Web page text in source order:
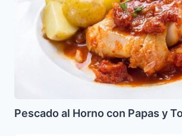
Tomates
Pescado al Horno con Papas y